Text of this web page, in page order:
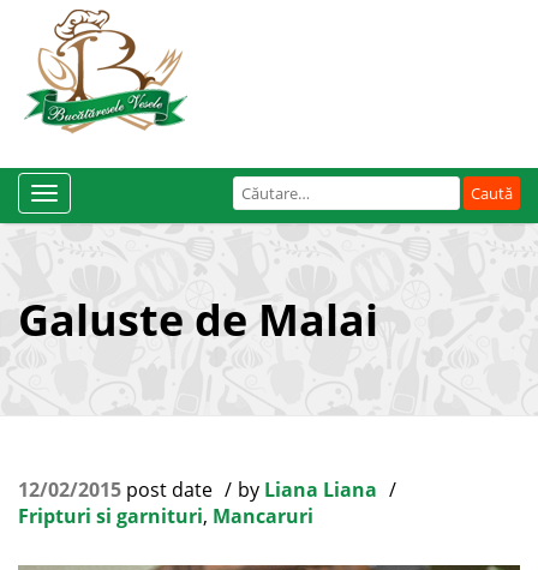
Caută
după:
Toggle
Navigation
Galuste de Malai
12/02/2015 post date by Liana Liana
Fripturi si garnituri, Mancaruri